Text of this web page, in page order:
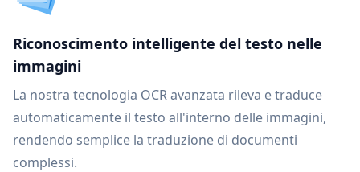
Riconoscimento intelligente del testo nelle
immagini
La nostra tecnologia OCR avanzata rileva e traduce
automaticamente il testo all'interno delle immagini,
rendendo semplice la traduzione di documenti
complessi.